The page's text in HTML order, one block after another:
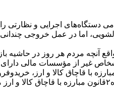
دستگاه‌های اجرایی و
پولشویی، اما در عمل خروجی
آنچه مردم هر روز در حاشیه
غیر از مؤسسات مالی
با قاچاق کالا و ارز،